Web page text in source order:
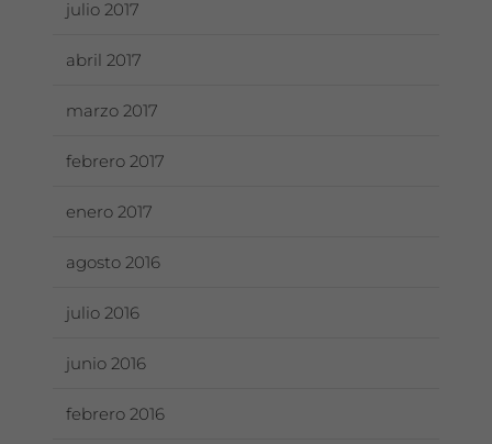
julio 2017
abril 2017
marzo 2017
febrero 2017
enero 2017
agosto 2016
julio 2016
junio 2016
febrero 2016